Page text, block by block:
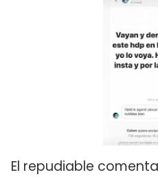
El repudiable